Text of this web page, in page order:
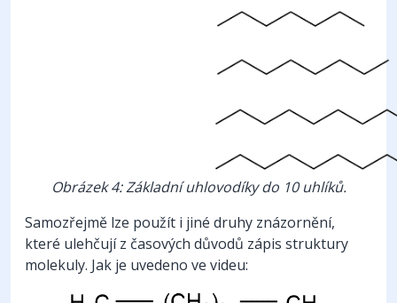
Obrázek 4: Základní uhlovodíky do 10 uhlíků.
Samozřejmě lze použít i jiné druhy znázornění,
které ulehčují z časových důvodů zápis struktury
molekuly. Jak je uvedeno ve videu: